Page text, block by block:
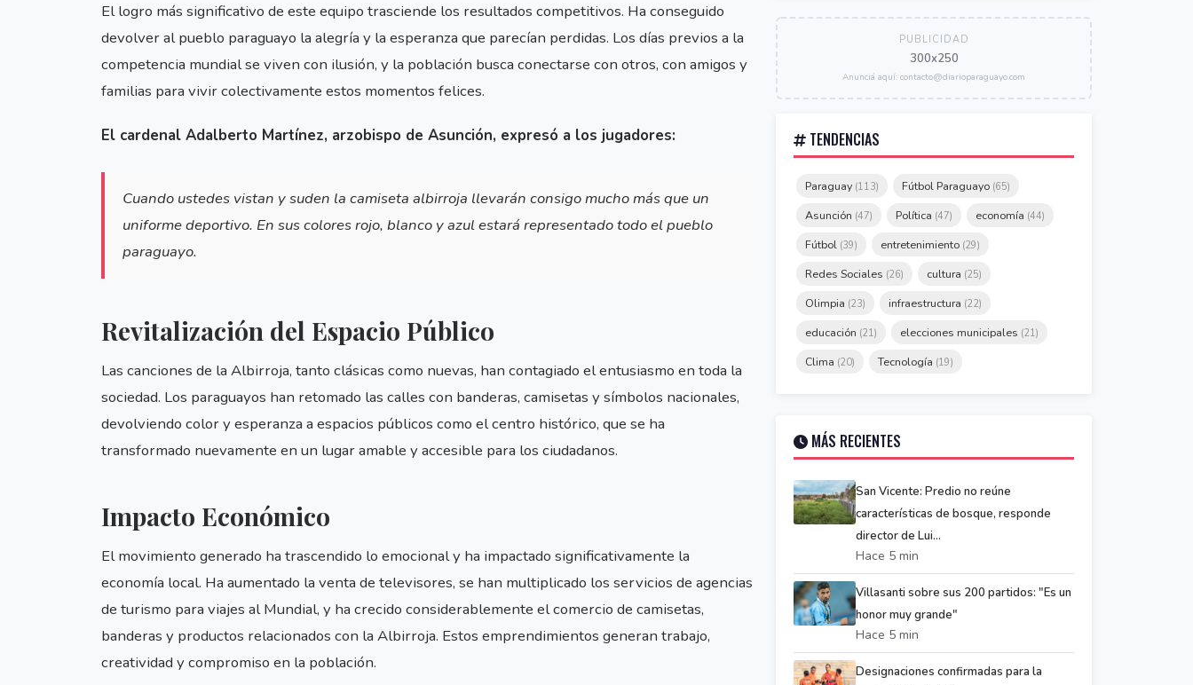
El logro más significativo de este equipo trasciende los resultados competitivos. Ha conseguido
devolver al pueblo paraguayo la alegría y la esperanza que parecían perdidas. Los días previos a la
competencia mundial se viven con ilusión, y la población busca conectarse con otros, con amigos y
familias para vivir colectivamente estos momentos felices.
El cardenal Adalberto Martínez, arzobispo de Asunción, expresó a los jugadores:
Cuando ustedes vistan y suden la camiseta albirroja llevarán consigo mucho más que un
uniforme deportivo. En sus colores rojo, blanco y azul estará representado todo el pueblo
paraguayo.
Revitalización del Espacio Público
Las canciones de la Albirroja, tanto clásicas como nuevas, han contagiado el entusiasmo en toda la
sociedad. Los paraguayos han retomado las calles con banderas, camisetas y símbolos nacionales,
devolviendo color y esperanza a espacios públicos como el centro histórico, que se ha
transformado nuevamente en un lugar amable y accesible para los ciudadanos.
Impacto Económico
El movimiento generado ha trascendido lo emocional y ha impactado significativamente la
economía local. Ha aumentado la venta de televisores, se han multiplicado los servicios de agencias
de turismo para viajes al Mundial, y ha crecido considerablemente el comercio de camisetas,
banderas y productos relacionados con la Albirroja. Estos emprendimientos generan trabajo,
creatividad y compromiso en la población.
PUBLICIDAD
300x250
Anunciá aquí: contacto@diarioparaguayo.com
TENDENCIAS
Paraguay (113) Fútbol Paraguayo (65)
Asunción (47) Política (47) economía (44)
Fútbol (39) entretenimiento (29)
Redes Sociales (26) cultura (25)
Olimpia (23) infraestructura (22)
educación (21) elecciones municipales (21)
Clima (20) Tecnología (19)
MÁS RECIENTES
San Vicente: Predio no reúne
características de bosque, responde
director de Lui...
Hace 5 min
Villasanti sobre sus 200 partidos: "Es un
honor muy grande"
Hace 5 min
Designaciones confirmadas para la